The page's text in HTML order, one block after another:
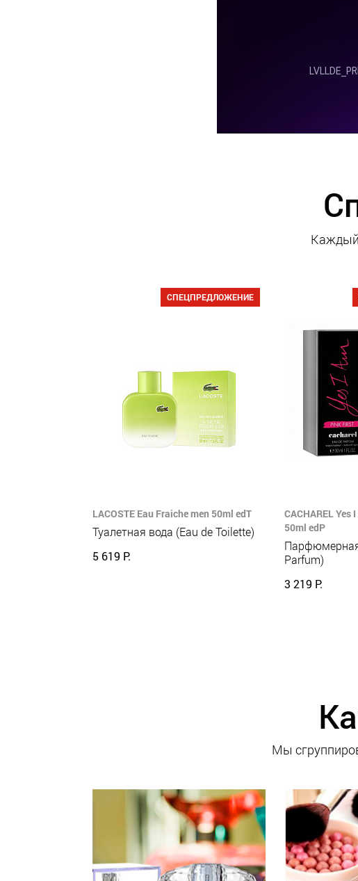
СПЕЦПРЕДЛОЖЕНИЕ
LACOSTE Eau Fraiche men 50ml edT
Туалетная вода (Eau de Toilette)
5 619 Р.
CACHAREL Yes
50ml edP
Parfum)
3 219 Р.
Мы